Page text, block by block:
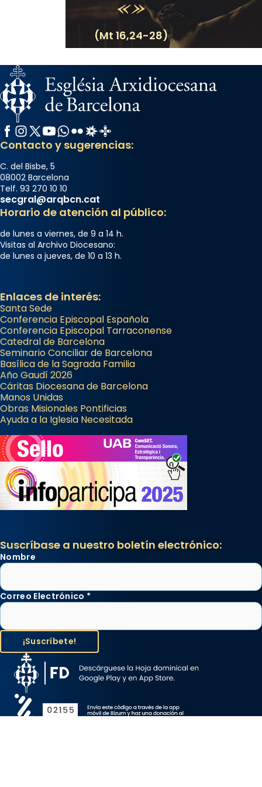
Share
Arquebisbat de Barcelona
2 weeks ago
Memòria de les santes Juliana i
Semproniana, verges i màrtirs.
Acompanyant la història de sant Cugat, a
partir de l’Edat Mitjana sorgeix la tradició
que les santes Juliana (“relatiu a Júlia”) i
Semproniana (“relatiu a Semprònia =
eterna”) són deixebles seves. I l’any 1667, el
frare Joan Gaspar Roig, afirma en una obra
que les santes són filles de l’antiga Iluro.
Mataró en reivindicarà les relíq
...Ver más
Share
(Mt 16,24-28)
Facebook
Instagram
X / Twitter
YouTube
WhatsApp
FlickrRadio Estel
Catalunya Cristiana
Contacto y sugerencias:
C. del Bisbe, 5
08002 Barcelona
Telf. 93 270 10 10
secgral@arqbcn.cat
Horario de atención al público:
de lunes a viernes, de 9 a 14 h.
Visitas al Archivo Diocesano:
de lunes a jueves, de 10 a 13 h.
Enlaces de interés:
Santa Sede
Conferencia Episcopal Española
Conferencia Episcopal Tarraconense
Catedral de Barcelona
Seminario Conciliar de Barcelona
Basílica de la Sagrada Familia
Año Gaudí 2026
Cáritas Diocesana de Barcelona
Manos Unidas
Obras Misionales Pontificias
Ayuda a la Iglesia Necesitada
Suscríbase a nuestro boletín electrónico:
Nombre
Correo Electrónico *